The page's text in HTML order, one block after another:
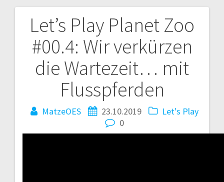
Let’s Play Planet Zoo
#00.4: Wir verkürzen
die Wartezeit… mit
Flusspferden
MatzeOES 23.10.2019
Let's Play
0
Beitragsnavigation